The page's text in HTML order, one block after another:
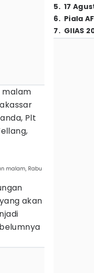
malam
Plt
malam, Rabu
akan
5. 17
6. Piala
7. GIIAS